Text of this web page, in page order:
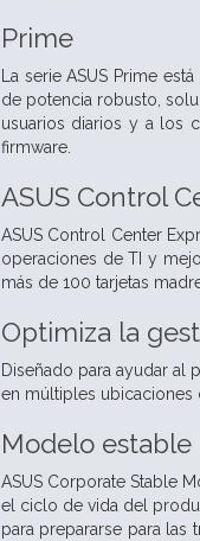
Prime
La serie ASUS Prime
de potencia robusto,
usuarios diarios y a los
firmware.
ASUS Control
ASUS Control Center
operaciones de TI y
más de 100 tarjetas
Optimiza la
Diseñado para ayudar al
en múltiples ubicaciones
Modelo estable
ASUS Corporate Stable
el ciclo de vida del
para prepararse para las